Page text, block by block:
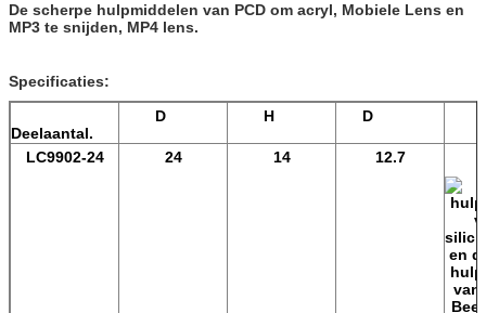
De scherpe hulpmiddelen van PCD om acryl, Mobiele Lens en
MP3 te snijden, MP4 lens.
Specificaties:
Deelaantal.
D H D
LC9902-24 24 14 12.7